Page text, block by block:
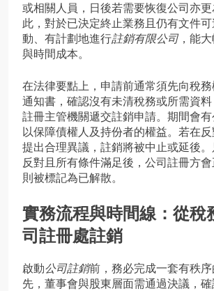
或相關人員，日後若需要恢復公司亦
此，對於已決定終止業務且仍有文件
動、有計劃地進行註銷有限公司，能
與時間成本。
在法律要點上，申請前通常須先向稅
通知書，確認沒有未清稅務或所需資
註冊主管機關遞交註銷申請。期間會有
以保障債權人及持份者的權益。若在
提出合理異議，註銷將被中止或延後
反對且所有條件滿足後，公司註冊方
則被標記為已解散。
實務流程與時間線：從稅
司註冊處註銷
啟動公司註銷前，務必完成一套有秩
先，董事會與股東層面需通過決議，